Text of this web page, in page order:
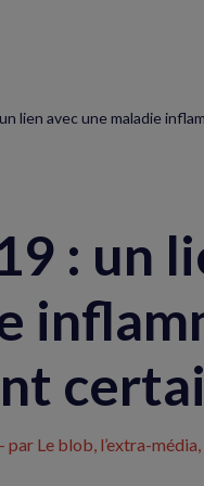
: un
- par Le blob, l’extra-média,